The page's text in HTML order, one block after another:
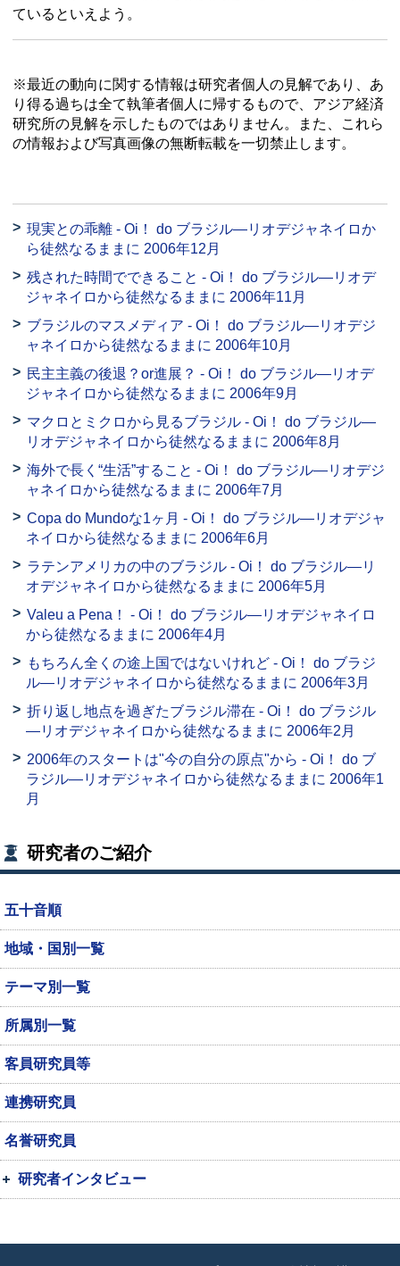
ているといえよう。
※最近の動向に関する情報は研究者個人の見解であり、あ
り得る過ちは全て執筆者個人に帰するもので、アジア経済
研究所の見解を示したものではありません。また、これら
の情報および写真画像の無断転載を一切禁止します。
現実との乖離 - Oi！ do ブラジル—リオデジャネイロか
ら徒然なるままに 2006年12月
残された時間でできること - Oi！ do ブラジル—リオデ
ジャネイロから徒然なるままに 2006年11月
ブラジルのマスメディア - Oi！ do ブラジル—リオデジ
ャネイロから徒然なるままに 2006年10月
民主主義の後退？or進展？ - Oi！ do ブラジル—リオデ
ジャネイロから徒然なるままに 2006年9月
マクロとミクロから見るブラジル - Oi！ do ブラジル—
リオデジャネイロから徒然なるままに 2006年8月
海外で長く“生活”すること - Oi！ do ブラジル—リオデジ
ャネイロから徒然なるままに 2006年7月
Copa do Mundoな1ヶ月 - Oi！ do ブラジル—リオデジャ
ネイロから徒然なるままに 2006年6月
ラテンアメリカの中のブラジル - Oi！ do ブラジル—リ
オデジャネイロから徒然なるままに 2006年5月
Valeu a Pena！ - Oi！ do ブラジル—リオデジャネイロ
から徒然なるままに 2006年4月
もちろん全くの途上国ではないけれど - Oi！ do ブラジ
ル—リオデジャネイロから徒然なるままに 2006年3月
折り返し地点を過ぎたブラジル滞在 - Oi！ do ブラジル
—リオデジャネイロから徒然なるままに 2006年2月
2006年のスタートは"今の自分の原点"から - Oi！ do ブ
ラジル—リオデジャネイロから徒然なるままに 2006年1
月
研究者のご紹介
五十音順
地域・国別一覧
テーマ別一覧
所属別一覧
客員研究員等
連携研究員
名誉研究員
研究者インタビュー